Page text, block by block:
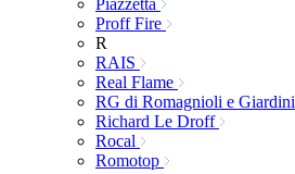
Proff Fire
R
RAIS
Real Flame
RG di Romagnioli e Giardini
Richard Le Droff
Rocal
Romotop